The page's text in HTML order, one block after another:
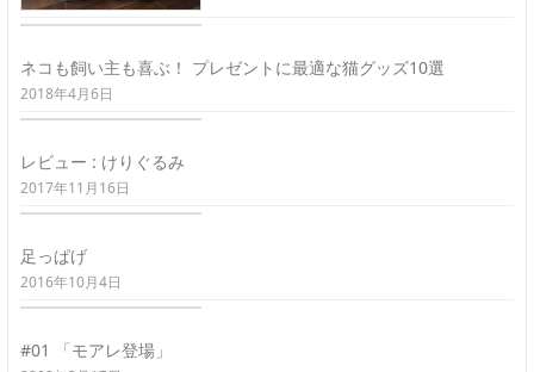
ネコも飼い主も喜ぶ！ プレゼントに最適な猫グッズ10選
2018年4月6日
レビュー : けりぐるみ
2017年11月16日
足っぱげ
2016年10月4日
#01 「モアレ登場」